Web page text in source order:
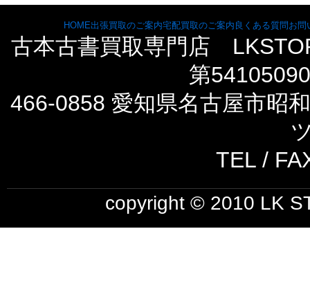
HOME出張買取のご案内宅配買取のご案内 良くある質問お問
古本古書買取専門店
第
466-0858 愛知県名古屋市昭
TEL /
copyright © 2010 LK